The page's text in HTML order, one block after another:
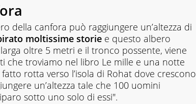
della canfora può raggiungere un’altezza di
moltissime storie e questo albero
oltre 5 metri e il tronco possente, viene
che troviamo nel libro Le mille e una notte
rotta verso l’isola di Rohat dove crescono
un’altezza tale che 100 uomini
sotto uno solo di essi".